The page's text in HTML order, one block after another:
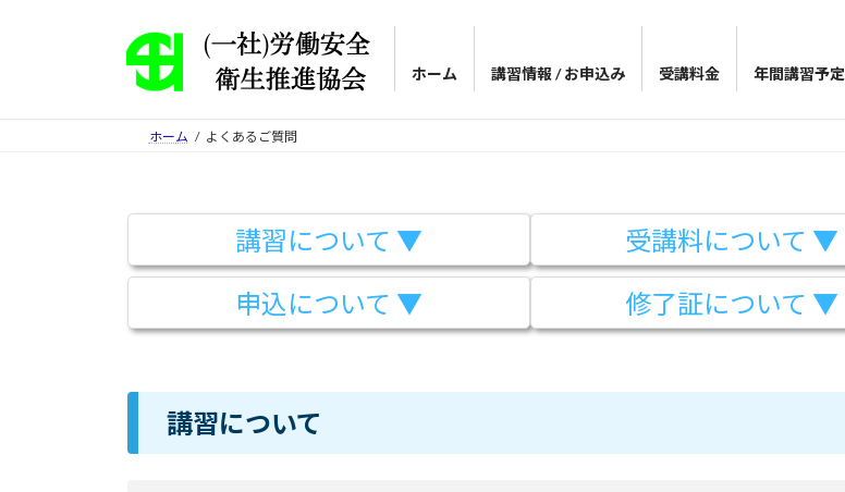
ホーム 講習情報 / お申込み 受講料金 年間講習予定
ホーム よくあるご質問
講習について ▼ 受講料について ▼
申込について ▼
修了証について ▼
講習について